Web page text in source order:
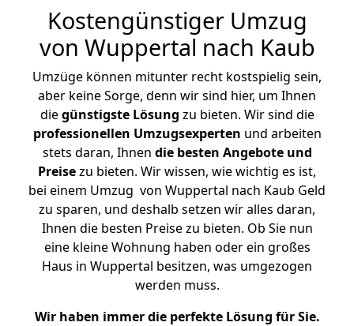
Kostengünstiger Umzug
von Wuppertal nach Kaub
Umzüge können mitunter recht kostspielig sein,
aber keine Sorge, denn wir sind hier, um Ihnen
diegünstigste Lösung zu bieten. Wir sind die
professionellen Umzugsexperten und arbeiten
stets daran, Ihnen die besten Angebote und
Preisezu bieten. Wir wissen, wie wichtig es ist,
bei einem Umzug von Wuppertal nach Kaub Geld
zu sparen, und deshalb setzen wir alles daran,
Ihnen die besten Preise zu bieten. Ob Sie nun
eine kleine Wohnung haben oder ein großes
Haus in Wuppertal besitzen, was umgezogen
werden muss.
Wir haben immer die perfekte Lösung für Sie.